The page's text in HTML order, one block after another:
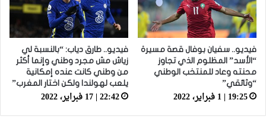
فيديو.. سفيان بوفال قصة مسيرة
“الأسد” المظلوم الذي تجاوز
محنته وعاد للمنتخب الوطني
“وثائقي”
19:25 | 1 فبراير، 2022
فيديو.. طارق دياب: “بالنسبة لي
زياش مش مجرد وطني وإنما أكثر
من وطني كانت عنده إمكانية
يلعب لهولندا ولكن اختار المغرب”
22:42 | 17 فبراير، 2022